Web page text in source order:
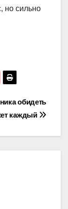
но сильно
обидеть
каждый